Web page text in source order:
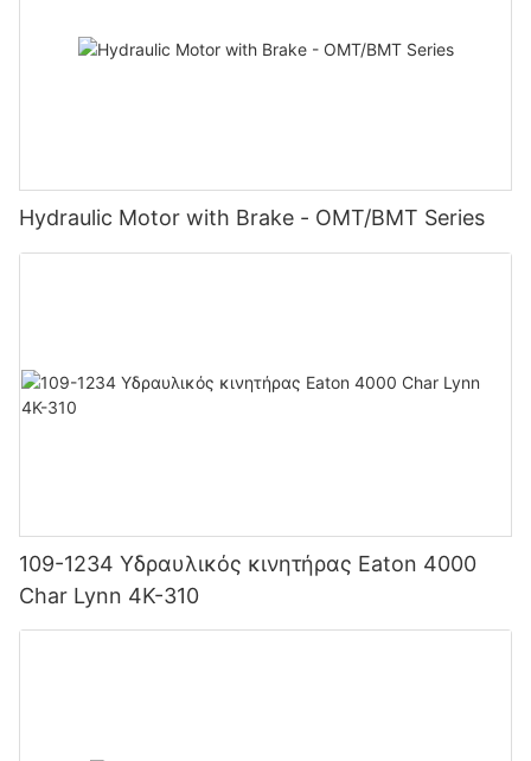
Hydraulic Motor with Brake - OMT/BMT Series
109-1234 Υδραυλικός κινητήρας Eaton 4000
Char Lynn 4K-310